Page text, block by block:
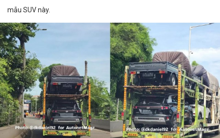
mẫu SUV này.